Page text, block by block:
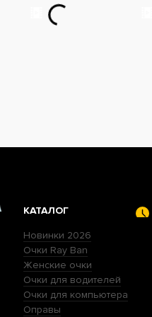
КАТАЛОГ
Новинки 2026
Очки Ray Ban
Женские очки
Очки для водителей
Очки для компьютера
Оправы